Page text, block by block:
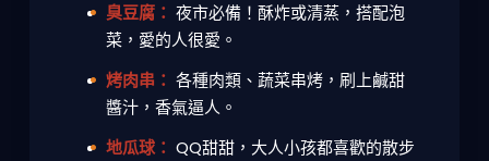
臭豆腐： 夜市必備！酥炸或清蒸，搭配泡
菜，愛的人很愛。
烤肉串： 各種肉類、蔬菜串烤，刷上鹹甜
醬汁，香氣逼人。
地瓜球： QQ甜甜，大人小孩都喜歡的散步